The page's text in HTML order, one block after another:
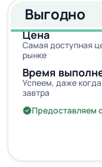
Выгодно
Цена
Самая доступная
рынке
Время
Успеем, даже
завтра
Предоставляем